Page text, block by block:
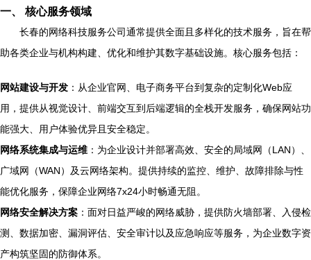
一、 核心服务领域
长春的网络科技服务公司通常提供全面且多样化的技术服务，旨在帮
助各类企业与机构构建、优化和维护其数字基础设施。核心服务包括：
网站建设与开发 ：从企业官网、电子商务平台到复杂的定制化Web应
用，提供从视觉设计、前端交互到后端逻辑的全栈开发服务，确保网站功
能强大、用户体验优异且安全稳定。
网络系统集成与运维 ：为企业设计并部署高效、安全的局域网（LAN）、
广域网（WAN）及云网络架构。提供持续的监控、维护、故障排除与性
能优化服务，保障企业网络7x24小时畅通无阻。
网络安全解决方案 ：面对日益严峻的网络威胁，提供防火墙部署、入侵检
测、数据加密、漏洞评估、安全审计以及应急响应等服务，为企业数字资
产构筑坚固的防御体系。